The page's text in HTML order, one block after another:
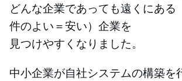
どんな企業であっても遠くにある
件のよい＝安い）企業を
見つけやすくなりました。
中小企業が自社システムの構築を